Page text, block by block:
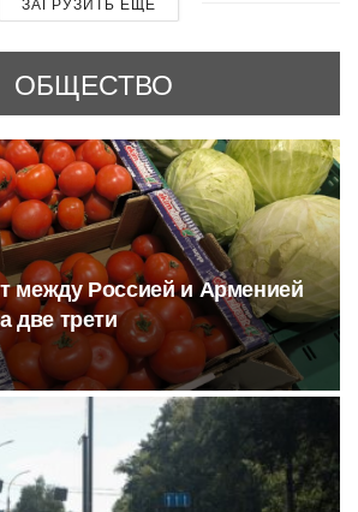
ОБЩЕСТВО
между Россией и Арменией
две трети